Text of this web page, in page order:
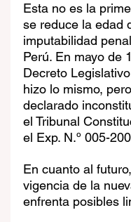
Esta no es la
se reduce la edad
imputabilidad
Perú. En mayo de
Decreto
hizo lo mismo,
declarado
el Tribunal
el Exp. N.º 005-
En cuanto al
vigencia de la
enfrenta posibles